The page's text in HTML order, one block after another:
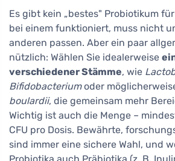
Es gibt kein „bestes" Probiotikum
bei einem funktioniert, muss nicht
anderen passen. Aber ein paar
nützlich: Wählen Sie idealerweise
verschiedener Stämme, wie
Bifidobacteriumoder
boulardii, die gemeinsam mehr
Wichtig ist auch die Menge –
CFU pro Dosis. Bewährte,
sind immer eine sichere Wahl, und